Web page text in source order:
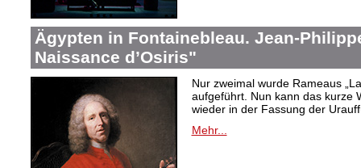
Ägypten in Fontainebleau. Jean-
Naissance d’Osiris"
Nur zweimal wurde Rameaus
aufgeführt. Nun kann das kurze
wieder in der Fassung der
Mehr...